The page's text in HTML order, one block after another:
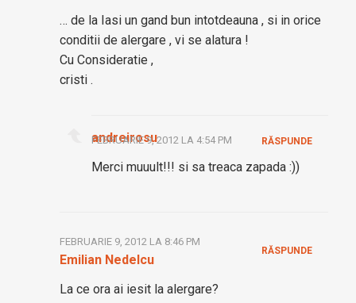
… de la Iasi un gand bun intotdeauna , si in orice
conditii de alergare , vi se alatura !
Cu Consideratie ,
cristi .
andreirosu
FEBRUARIE 9, 2012 LA 4:54 PM
Merci muuult!!! si sa treaca zapada :))
RĂSPUNDE
Emilian Nedelcu
FEBRUARIE 9, 2012 LA 8:46 PM
La ce ora ai iesit la alergare?
RĂSPUNDE